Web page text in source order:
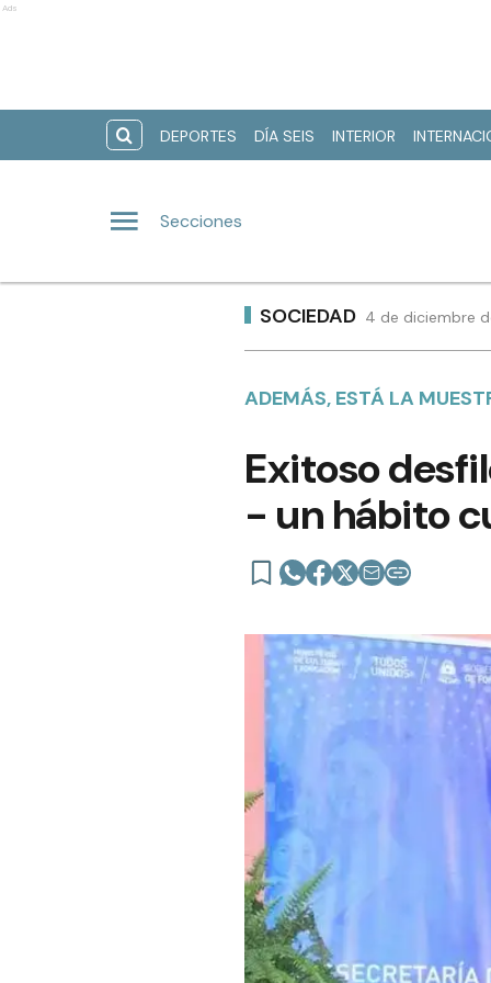
Ads
DEPORTES DÍA SEIS INTERIOR
Secciones
SOCIEDAD 4 de diciembre
ADEMÁS, ESTÁ LA
Exitoso
- un hábito